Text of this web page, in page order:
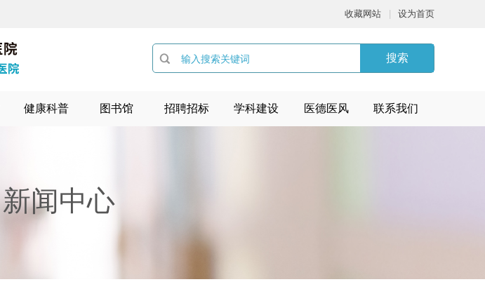
收藏网站 设为首页
 搜索
健康科普 图书馆 招聘招标 学科建设 医德医风 联系我们
新闻中心